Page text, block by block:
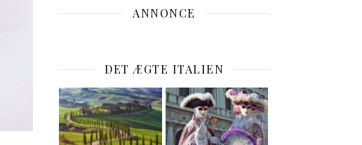
ANNONCE
DET ÆGTE ITALIEN